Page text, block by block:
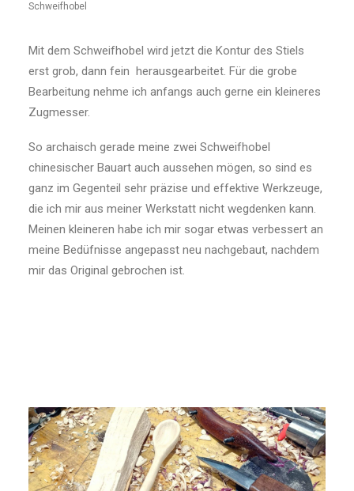
Schweifhobel
Mit dem Schweifhobel wird jetzt die Kontur des Stiels
erst grob, dann fein herausgearbeitet. Für die grobe
Bearbeitung nehme ich anfangs auch gerne ein kleineres
Zugmesser.
So archaisch gerade meine zwei Schweifhobel
chinesischer Bauart auch aussehen mögen, so sind es
ganz im Gegenteil sehr präzise und effektive Werkzeuge,
die ich mir aus meiner Werkstatt nicht wegdenken kann.
Meinen kleineren habe ich mir sogar etwas verbessert an
meine Bedüfnisse angepasst neu nachgebaut, nachdem
mir das Original gebrochen ist.